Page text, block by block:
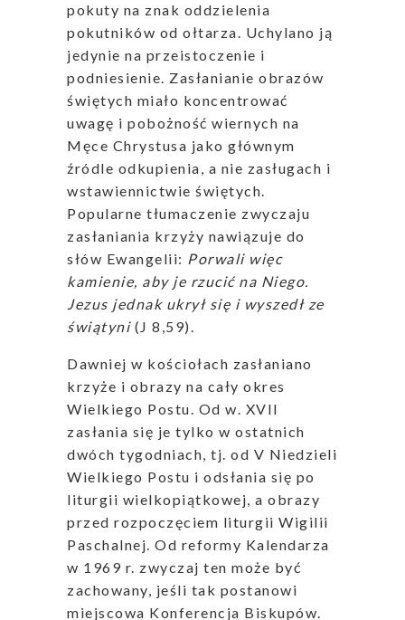
pokuty na znak oddzielenia
pokutników od ołtarza. Uchylano ją
jedynie na przeistoczenie i
podniesienie. Zasłanianie obrazów
świętych miało koncentrować
uwagę i pobożność wiernych na
Męce Chrystusa jako głównym
źródle odkupienia, a nie zasługach i
wstawiennictwie świętych.
Popularne tłumaczenie zwyczaju
zasłaniania krzyży nawiązuje do
słów Ewangelii: Porwali więc
kamienie, aby je rzucić na Niego.
Jezus jednak ukrył się i wyszedł ze
świątyni(J 8,59).
Dawniej w kościołach zasłaniano
krzyże i obrazy na cały okres
Wielkiego Postu. Od w. XVII
zasłania się je tylko w ostatnich
dwóch tygodniach, tj. od V Niedzieli
Wielkiego Postu i odsłania się po
liturgii wielkopiątkowej, a obrazy
przed rozpoczęciem liturgii Wigilii
Paschalnej. Od reformy Kalendarza
w 1969 r. zwyczaj ten może być
zachowany, jeśli tak postanowi
miejscowa Konferencja Biskupów.